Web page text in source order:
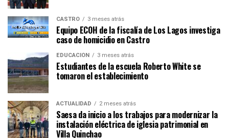
CASTRO 3 meses atrás
Equipo ECOH de la fiscalía de Los Lagos investiga
caso de homicidio en Castro
EDUCACIÓN 3 meses atrás
Estudiantes de la escuela Roberto White se
tomaron el establecimiento
ACTUALIDAD 2 meses atrás
Saesa da inicio a los trabajos para modernizar la
instalación eléctrica de iglesia patrimonial en
Villa Quinchao